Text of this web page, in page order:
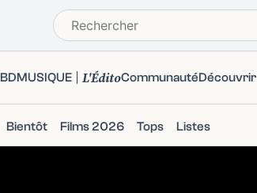
BDMUSIQUE L'ÉditoCommunautéDécouvrir
Bientôt Films 2026 Tops Listes